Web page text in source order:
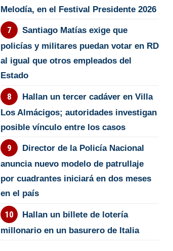
Melodía, en el Festival Presidente 2026
Santiago Matías exige que
policías y militares puedan votar en RD
al igual que otros empleados del
Estado
Hallan un tercer cadáver en Villa
Los Almácigos; autoridades investigan
posible vínculo entre los casos
Director de la Policía Nacional
anuncia nuevo modelo de patrullaje
por cuadrantes iniciará en dos meses
en el país
Hallan un billete de lotería
millonario en un basurero de Italia